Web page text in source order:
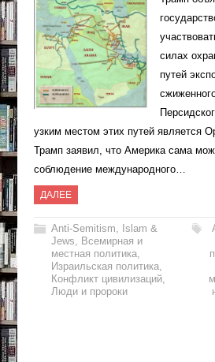
силах
путей
узким местом этих путей является
Трамп заявил, что Америка сама
соблюдение международного…
ДАЛЕЕ
Anti-Semitism, Islam &
Jews, Всемирная и
местная политика,
Израильская политика,
Конфликт цивилизаций,
Люди и пророки